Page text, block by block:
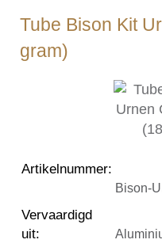
Tube Bison Kit
gram)
Artikelnummer:
Bison-
Vervaardigd
uit: